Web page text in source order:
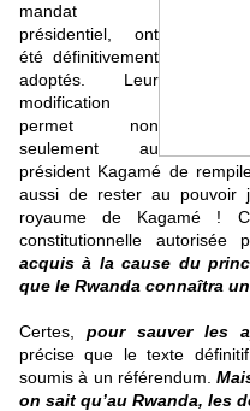
mandat
présidentiel, ont
été définitivement
adoptés. Leur
modification
permet non
seulement au
président Kagamé de
aussi de rester au pouvoir
royaume de Kagamé !
constitutionnelle autorisée
acquis à la cause du
que le Rwanda connaîtra
Certes, pour sauver les
précise que le texte
soumis à un référendum.
on sait qu’au Rwanda, les